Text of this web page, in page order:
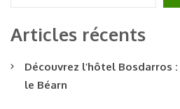
Articles récents
Découvrez l’hôtel Bosdarros
le Béarn